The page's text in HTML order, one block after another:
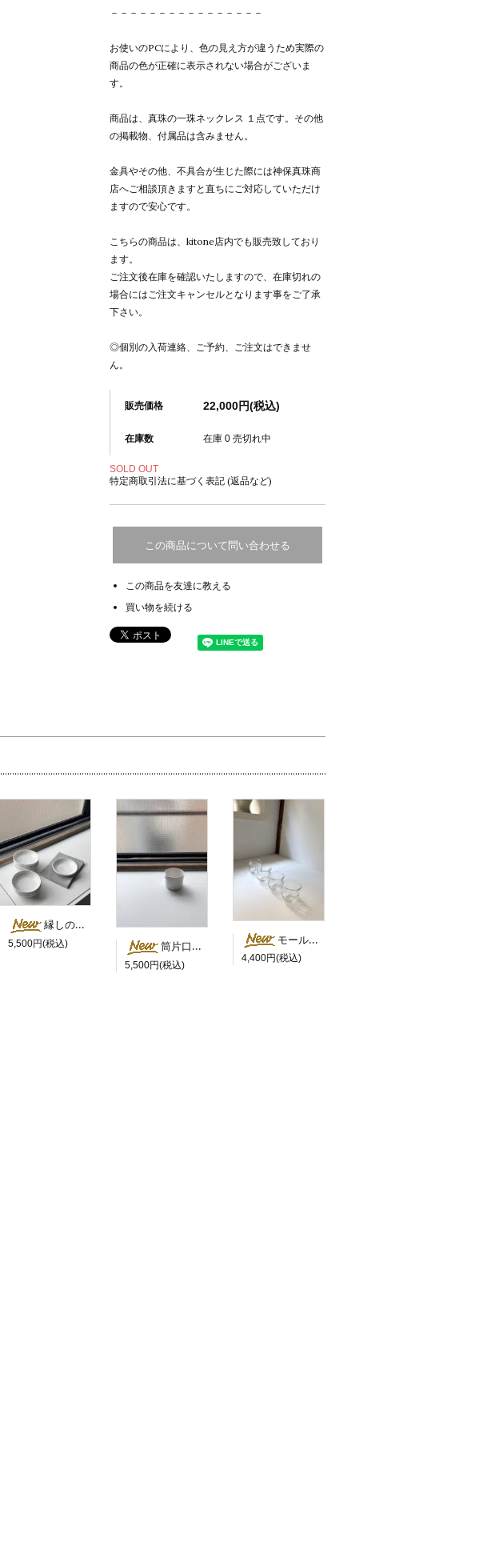
－－－－－－－－－－－－－－－－
お使いのPCにより、色の見え方が違うため実際の
商品の色が正確に表示されない場合がございま
す。
商品は、真珠の一珠ネックレス １点です。その他
の掲載物、付属品は含みません。
金具やその他、不具合が生じた際には神保真珠商
店へご相談頂きますと直ちにご対応していただけ
ますので安心です。
こちらの商品は、kitone店内でも販売致しており
ます。
ご注文後在庫を確認いたしますので、在庫切れの
場合にはご注文キャンセルとなります事をご了承
下さい。
◎個別の入荷連絡、ご予約、ご注文はできませ
ん。
販売価格 22,000円(税込)
在庫数 在庫 0 売切れ中
SOLD OUT
特定商取引法に基づく表記 (返品など)
この商品について問い合わせる
この商品を友達に教える
買い物を続ける
縁しのぎ浅鉢（なます鉢） ／ 岡田直人
5,500円(税込) 筒片口（筒ピッチャー・ショート） ／ 岡田直人
5,500円(税込)
モールド茶杯・縁シルバー／橋村大作
4,400円(税込)